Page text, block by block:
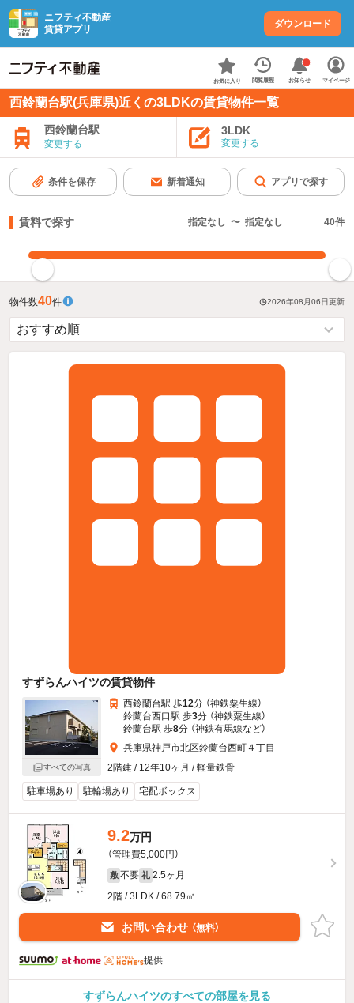
ニフティ不動産
賃貸アプリ
ダウンロード
お気に入り 閲覧履歴 お知らせ マイページ
西鈴蘭台駅(兵庫県)近くの3LDKの賃貸物件一覧
西鈴蘭台駅
変更する
3LDK
変更する
条件を保存 新着通知 アプリで探す
賃料で探す 指定なし 〜 指定なし 40件
物件数40件 2026年08月06日更新
すずらんハイツの賃貸物件
すべての写真
西鈴蘭台駅 歩12分 （神鉄粟生線）
鈴蘭台西口駅 歩3分 （神鉄粟生線）
鈴蘭台駅 歩8分 （神鉄有馬線など）
兵庫県神戸市北区鈴蘭台西町４丁目
2階建 / 12年10ヶ月 / 軽量鉄骨
駐車場あり 駐輪場あり 宅配ボックス
9.2万円
（管理費5,000円）
敷 不要 礼 2.5ヶ月
2階 / 3LDK / 68.79㎡
お問い合わせ （無料）
提供
すずらんハイツのすべての部屋を見る